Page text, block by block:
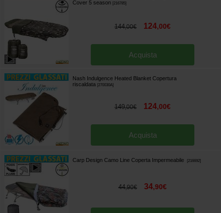
Cover 5 season [216785]
144,00€ 124,00€
Acquista
Nash Indulgence Heated Blanket Copertura
riscaldata [270030A]
149,00€ 124,00€
Acquista
Carp Design Camo Line Coperta Impermeabile [216692]
44,90€ 34,90€